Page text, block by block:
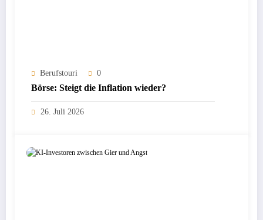
Berufstouri 0
Börse: Steigt die Inflation wieder?
26. Juli 2026